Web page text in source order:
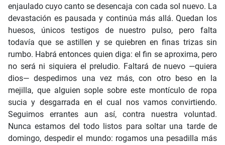
enjaulado cuyo canto se desencaja con cada sol nuevo. La
devastación es pausada y continúa más allá. Quedan los
huesos, únicos testigos de nuestro pulso, pero falta
todavía que se astillen y se quiebren en finas trizas sin
rumbo. Habrá entonces quien diga: el fin se aproxima, pero
no será ni siquiera el preludio. Faltará de nuevo —quiera
dios— despedirnos una vez más, con otro beso en la
mejilla, que alguien sople sobre este montículo de ropa
sucia y desgarrada en el cual nos vamos convirtiendo.
Seguimos errantes aun así, contra nuestra voluntad.
Nunca estamos del todo listos para soltar una tarde de
domingo, despedir el mundo: rogamos una pesadilla más